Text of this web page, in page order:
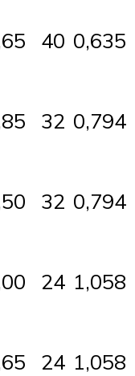
40 0,635
32 0,794
32 0,794
24 1,058
24 1,058